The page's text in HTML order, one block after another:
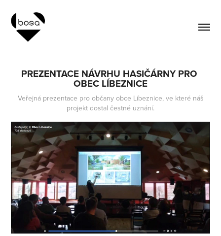
PREZENTACE NÁVRHU HASIČÁRNY PRO
OBEC LÍBEZNICE
Veřejná prezentace pro občany obce Líbeznice, ve které náš
projekt dostal čestné uznání.